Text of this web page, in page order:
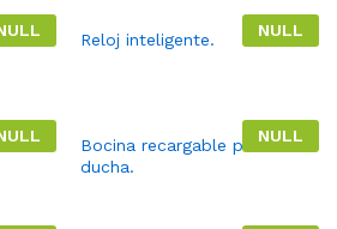
NULL
Reloj inteligente.
NULL
Bocina recargable para
ducha.